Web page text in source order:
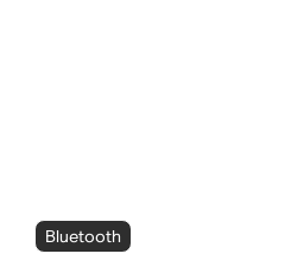
Bluetooth